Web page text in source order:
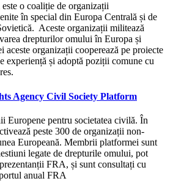
o coaliție de organizații
în special din Europa Centrală și de
Aceste organizații militează
drepturilor omului în Europa și
aceste organizații cooperează pe proiecte
experiență și adoptă poziții comune cu
Agency Civil Society Platform
Europene pentru societatea civilă. În
peste 300 de organizații non-
Europeană. Membrii platformei sunt
legate de drepturile omului, pot
FRA, și sunt consultați cu
anual FRA